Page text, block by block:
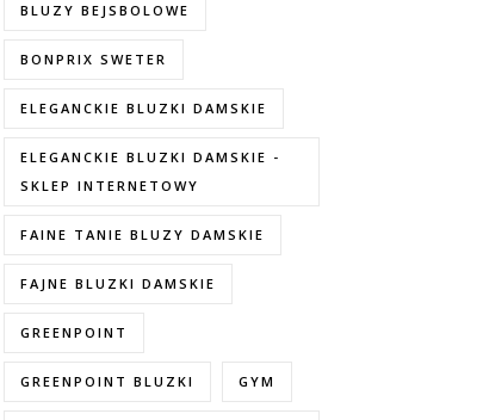
BLUZY BEJSBOLOWE
BONPRIX SWETER
ELEGANCKIE BLUZKI DAMSKIE
ELEGANCKIE BLUZKI DAMSKIE -
SKLEP INTERNETOWY
FAINE TANIE BLUZY DAMSKIE
FAJNE BLUZKI DAMSKIE
GREENPOINT
GREENPOINT BLUZKI GYM